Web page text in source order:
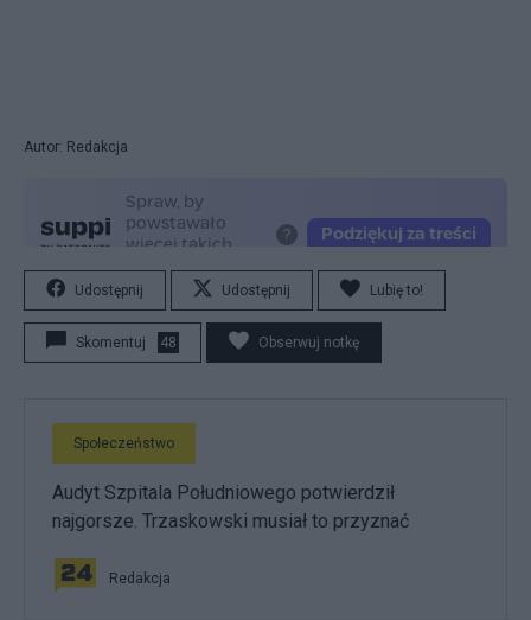
Autor: Redakcja
Udostępnij Udostępnij Lubię to!
Skomentuj 48 Obserwuj notkę
Społeczeństwo
Audyt Szpitala Południowego potwierdził
najgorsze. Trzaskowski musiał to przyznać
Redakcja